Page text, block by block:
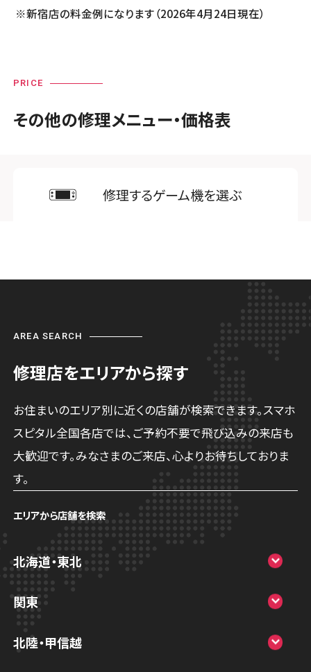
※新宿店の料金例になります（2026年4月24日現在）
PRICE
その他の修理メニュー・価格表
修理するゲーム機を選ぶ
AREA SEARCH
修理店をエリアから探す
お住まいのエリア別に近くの店舗が検索できます。スマホ
スピタル全国各店では、ご予約不要で飛び込みの来店も
大歓迎です。みなさまのご来店、心よりお待ちしておりま
す。
エリアから店舗を検索
北海道・東北
スマホスピタル大丸札幌
関東
スマホスピタル宇都宮
北陸・甲信越